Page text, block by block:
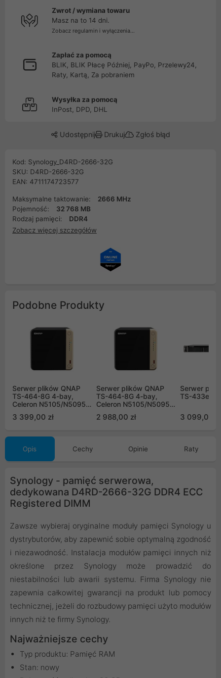
Zwrot / wymiana towaru
Masz na to 14 dni.
Zobacz regulamin i wyłączenia...
Zapłać za pomocą
BLIK, BLIK Płacę Później, PayPo, Przelewy24,
Raty, Kartą, Za pobraniem
Wysyłka za pomocą
InPost, DPD, DHL
Udostępnij Drukuj Zgłoś błąd
Kod: Synology_D4RD-2666-32G
SKU: D4RD-2666-32G
EAN: 4711174723577
Maksymalne taktowanie:
2666 MHz
Pojemność:
32 768 MB
Rodzaj pamięci:
DDR4
Zobacz więcej szczegółów
Podobne Produkty
Serwer plików QNAP
TS-464-8G 4-bay,
Celeron N5105/N5095
4-core 2.9 GHz, 16G
RAM DDR4, 2x 2,5 GbE
2xUSB 3.2, 1xHDMI, 2x
3 399,00 zł
Serwer plików QNAP
TS-464-8G 4-bay,
Celeron N5105/N5095
4-core 2.9 GHz, 8G
RAM DDR4, 2x 2,5 GbE
2 988,00 zł
Serwer
TS-433eU-
3 099,00 zł
Opis Cechy Opinie Raty
Synology - pamięć serwerowa,
dedykowana D4RD-2666-32G DDR4 ECC
Registered DIMM
Zawsze wybieraj oryginalne moduły pamięci Synology u
dystrybutorów, aby zapewnić sobie optymalną zgodność
i niezawodność. Instalacja modułów pamięci innych niż
określone przez Synology może prowadzić do
niestabilności lub awarii systemu. Firma Synology nie
zapewnia całkowitej gwarancji na produkt lub pomocy
technicznej, jeżeli do rozbudowy pamięci użyto modułów
innych niż te firmy Synology.
Najważniejsze cechy
Typ produktu: Pamięć RAM
Stan: nowy